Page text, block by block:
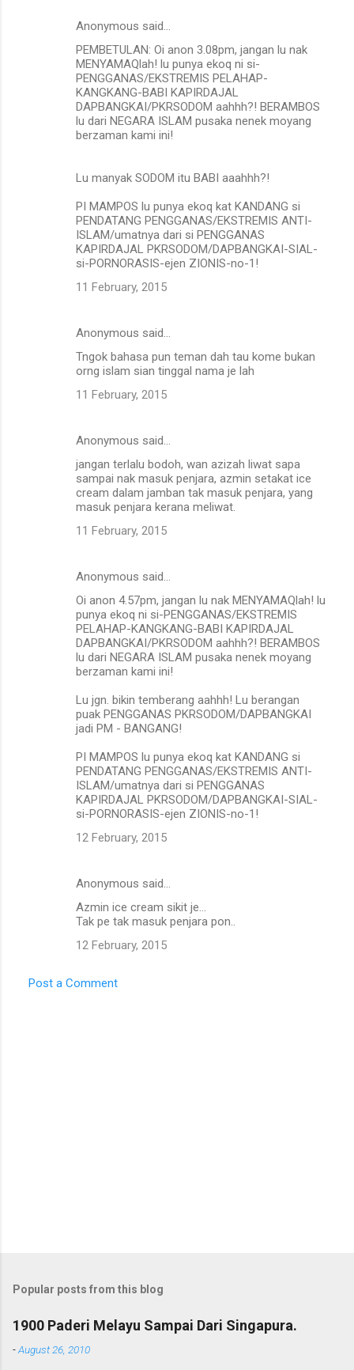
Anonymous said…
PEMBETULAN: Oi anon 3.08pm, jangan lu nak
MENYAMAQlah! lu punya ekoq ni si-
PENGGANAS/EKSTREMIS PELAHAP-
KANGKANG-BABI KAPIRDAJAL
DAPBANGKAI/PKRSODOM aahhh?! BERAMBOS
lu dari NEGARA ISLAM pusaka nenek moyang
berzaman kami ini!
Lu manyak SODOM itu BABI aaahhh?!
PI MAMPOS lu punya ekoq kat KANDANG si
PENDATANG PENGGANAS/EKSTREMIS ANTI-
ISLAM/umatnya dari si PENGGANAS
KAPIRDAJAL PKRSODOM/DAPBANGKAI-SIAL-
si-PORNORASIS-ejen ZIONIS-no-1!
11 February, 2015
Anonymous said…
Tngok bahasa pun teman dah tau kome bukan
orng islam sian tinggal nama je lah
11 February, 2015
Anonymous said…
jangan terlalu bodoh, wan azizah liwat sapa
sampai nak masuk penjara, azmin setakat ice
cream dalam jamban tak masuk penjara, yang
masuk penjara kerana meliwat.
11 February, 2015
Anonymous said…
Oi anon 4.57pm, jangan lu nak MENYAMAQlah! lu
punya ekoq ni si-PENGGANAS/EKSTREMIS
PELAHAP-KANGKANG-BABI KAPIRDAJAL
DAPBANGKAI/PKRSODOM aahhh?! BERAMBOS
lu dari NEGARA ISLAM pusaka nenek moyang
berzaman kami ini!
Lu jgn. bikin temberang aahhh! Lu berangan
puak PENGGANAS PKRSODOM/DAPBANGKAI
jadi PM - BANGANG!
PI MAMPOS lu punya ekoq kat KANDANG si
PENDATANG PENGGANAS/EKSTREMIS ANTI-
ISLAM/umatnya dari si PENGGANAS
KAPIRDAJAL PKRSODOM/DAPBANGKAI-SIAL-
si-PORNORASIS-ejen ZIONIS-no-1!
12 February, 2015
Anonymous said…
Azmin ice cream sikit je...
Tak pe tak masuk penjara pon..
12 February, 2015
Post a Comment
Popular posts from this blog
1900 Paderi Melayu Sampai Dari Singapura.
-August 26, 2010